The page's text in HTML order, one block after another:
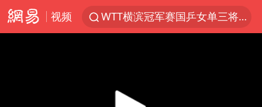
视频
WTT横滨冠军赛国乒女单三将晋级四强